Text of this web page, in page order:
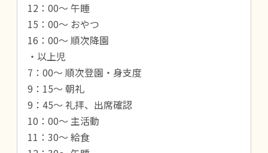
12：00～ 午睡
15：00～ おやつ
16：00～ 順次降園
・以上児
7：00～ 順次登園・身支度
9：15～ 朝礼
9：45～ 礼拝、出席確認
10：00～ 主活動
11：30～ 給食